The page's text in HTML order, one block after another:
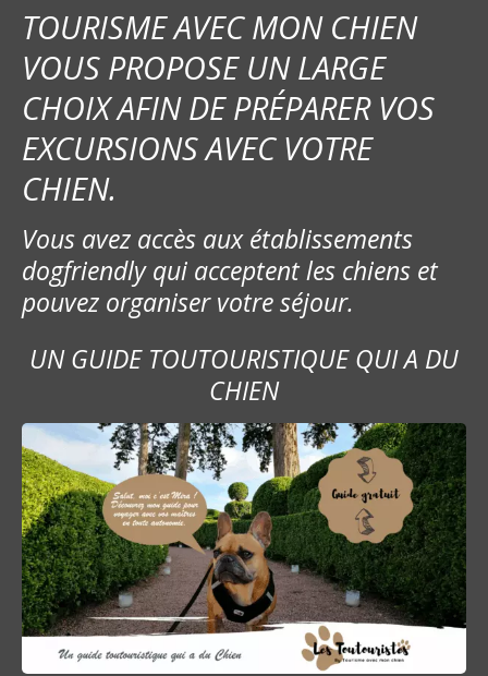
TOURISME AVEC MON CHIEN
VOUS PROPOSE UN LARGE
CHOIX AFIN DE PRÉPARER VOS
EXCURSIONS AVEC VOTRE
CHIEN.
Vous avez accès aux établissements
dogfriendly qui acceptent les chiens et
pouvez organiser votre séjour.
UN GUIDE TOUTOURISTIQUE QUI A DU
CHIEN